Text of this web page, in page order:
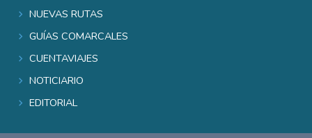
Nuevas rutas
Guías comarcales
Cuentaviajes
Noticiario
Editorial